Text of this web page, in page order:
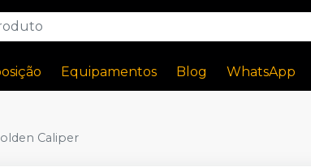
Equipamentos Blog WhatsApp
Caliper